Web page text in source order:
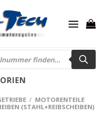
/ MOTORENTEILE
(STAHL+REIBSCHEIBEN)